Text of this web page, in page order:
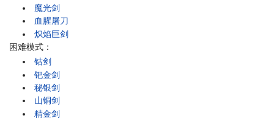
魔光剑
血腥屠刀
炽焰巨剑
困难模式：
钴剑
钯金剑
秘银剑
山铜剑
精金剑